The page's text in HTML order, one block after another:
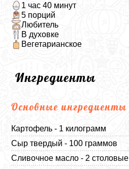
1 час 40 минут
5 порций
Любитель
В духовке
Вегетарианское
Ингредиенты
Основные ингредиенты
Картофель - 1 килограмм
Сыр твердый - 100 граммов
Сливочное масло - 2